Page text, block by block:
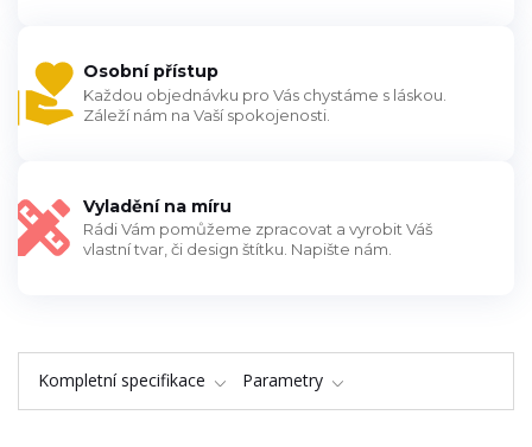
Osobní přístup
Každou objednávku pro Vás chystáme s láskou.
Záleží nám na Vaší spokojenosti.
Vyladění na míru
Rádi Vám pomůžeme zpracovat a vyrobit Váš
vlastní tvar, či design štítku. Napište nám.
Kompletní specifikace Parametry